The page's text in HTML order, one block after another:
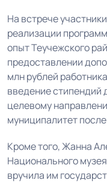
На встрече
реализации
опыт Теучежского
предоставлении
млн рублей
введение стипендий
целевому
муниципалитет
Кроме того, Жанна
Национального музея
вручила им